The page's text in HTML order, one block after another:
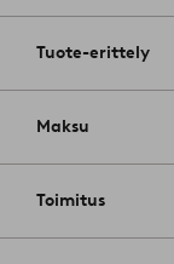
Tuote-erittely
Maksu
Toimitus